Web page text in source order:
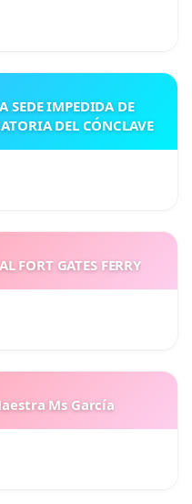
SEDE IMPEDIDA DE
DEL CÓNCLAVE
FORT GATES FERRY
Ms García